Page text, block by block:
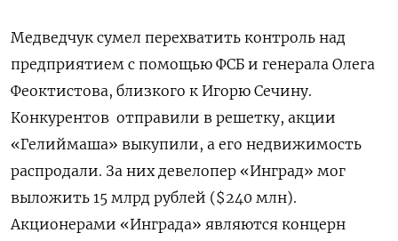
Медведчук сумел перехватить контроль над
предприятием с помощью ФСБ и генерала Олега
Феоктистова, близкого к Игорю Сечину.
Конкурентов отправили в решетку, акции
«Гелиймаша» выкупили, а его недвижимость
распродали. За них девелопер «Инград» мог
выложить 15 млрд рублей ($240 млн).
Акционерами «Инграда» являются концерн